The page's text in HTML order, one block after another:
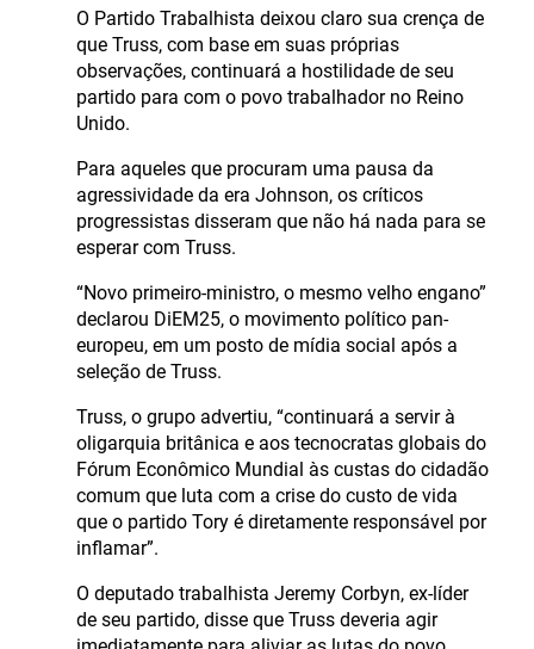
O Partido Trabalhista deixou claro sua crença de
que Truss, com base em suas próprias
observações, continuará a hostilidade de seu
partido para com o povo trabalhador no Reino
Unido.
Para aqueles que procuram uma pausa da
agressividade da era Johnson, os críticos
progressistas disseram que não há nada para se
esperar com Truss.
“Novo primeiro-ministro, o mesmo velho engano”
declarou DiEM25, o movimento político pan-
europeu, em um posto de mídia social após a
seleção de Truss.
Truss, o grupo advertiu, “continuará a servir à
oligarquia britânica e aos tecnocratas globais do
Fórum Econômico Mundial às custas do cidadão
comum que luta com a crise do custo de vida
que o partido Tory é diretamente responsável por
inflamar”.
O deputado trabalhista Jeremy Corbyn, ex-líder
de seu partido, disse que Truss deveria agir